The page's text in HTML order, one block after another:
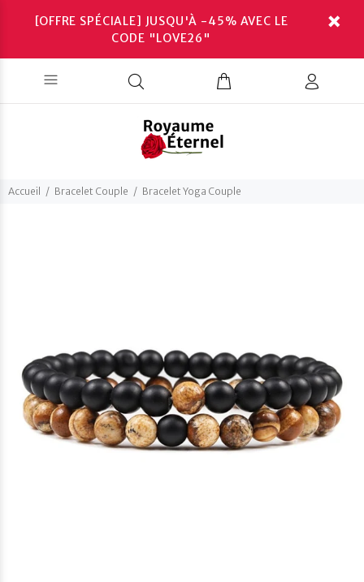
[OFFRE SPÉCIALE] JUSQU'À -45% AVEC LE
CODE "LOVE26"
Accueil Bracelet Couple Bracelet Yoga Couple